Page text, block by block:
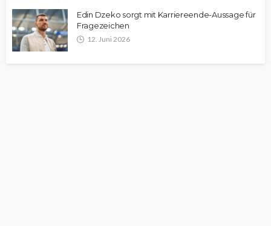
Edin Dzeko sorgt mit Karriereende-Aussage für
Fragezeichen
12. Juni 2026